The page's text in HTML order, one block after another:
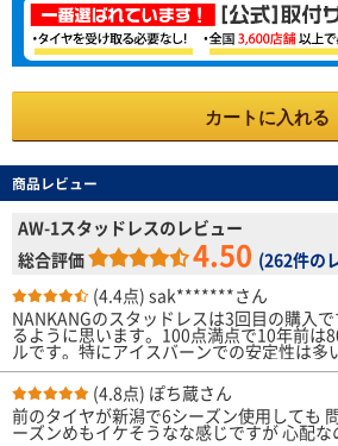
カートに入れる
商品レビュー
AW-1スタッドレスのレビュー
総合評価
4.50 (262件の
(4.4点) sak*******さん
NANKANGのスタッドレスは3回目の購入
るように思います。100点満点で10年前は
ルです。特にアイスバーンでの安定性は多
後も更なる進化を期待してます。次は3年
(4.8点) ぽち蔵さん
前のタイヤが新潟で6シーズン使用しても
ーズンめもイケそうなな感じですが 心配